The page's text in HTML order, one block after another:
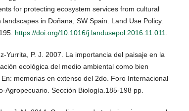
for protecting ecosystem services from cultural
landscapes in Doñana, SW Spain. Land Use Policy.
https://doi.org/10.1016/j.landusepol.2016.11.011
Yurrita, P. J. 2007. La importancia del paisaje en la
ecológica del medio ambiental como bien
memorias en extenso del 2do. Foro Internacional
Agropecuario. Sección Biología.185-198 pp.